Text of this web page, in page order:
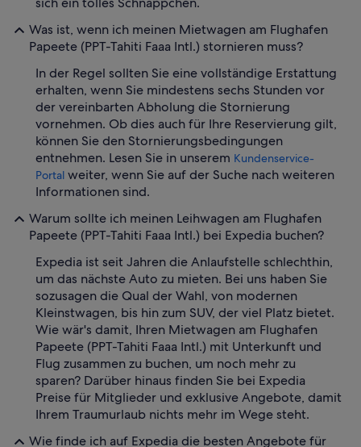
Was ist, wenn ich meinen Mietwagen am Flughafen
Papeete (PPT-Tahiti Faaa Intl.) stornieren muss?
In der Regel sollten Sie eine vollständige Erstattung
erhalten, wenn Sie mindestens sechs Stunden vor
der vereinbarten Abholung die Stornierung
vornehmen. Ob dies auch für Ihre Reservierung gilt,
können Sie den Stornierungsbedingungen
entnehmen. Lesen Sie in unserem Kundenservice-
Portal weiter, wenn Sie auf der Suche nach weiteren
Informationen sind.
Warum sollte ich meinen Leihwagen am Flughafen
Papeete (PPT-Tahiti Faaa Intl.) bei Expedia buchen?
Expedia ist seit Jahren die Anlaufstelle schlechthin,
um das nächste Auto zu mieten. Bei uns haben Sie
sozusagen die Qual der Wahl, von modernen
Kleinstwagen, bis hin zum SUV, der viel Platz bietet.
Wie wär's damit, Ihren Mietwagen am Flughafen
Papeete (PPT-Tahiti Faaa Intl.) mit Unterkunft und
Flug zusammen zu buchen, um noch mehr zu
sparen? Darüber hinaus finden Sie bei Expedia
Preise für Mitglieder und exklusive Angebote, damit
Ihrem Traumurlaub nichts mehr im Wege steht.
Wie finde ich auf Expedia die besten Angebote für